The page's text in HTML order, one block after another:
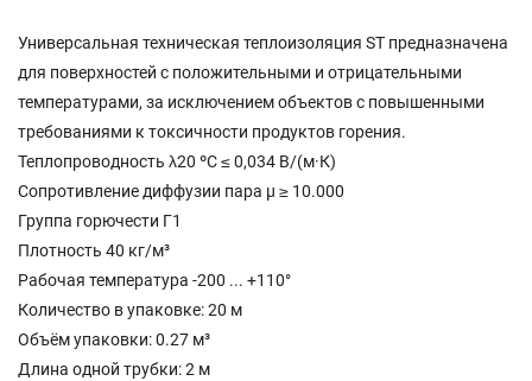
Универсальная техническая теплоизоляция ST предназначена
для поверхностей с положительными и отрицательными
температурами, за исключением объектов с повышенными
требованиями к токсичности продуктов горения.
Теплопроводность λ20 ºC ≤ 0,034 В/(м·К)
Сопротивление диффузии пара µ ≥ 10.000
Группа горючести Г1
Плотность 40 кг/м³
Рабочая температура -200 ... +110°
Количество в упаковке: 20 м
Объём упаковки: 0.27 м³
Длина одной трубки: 2 м